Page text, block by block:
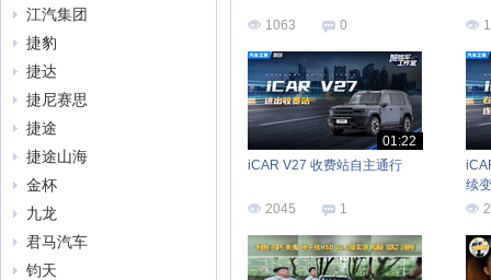
江汽集团
捷豹
捷达
捷尼赛思
捷途
捷途山海
金杯
九龙
君马汽车
钧天
1063 0
01:22
iCAR V27 收费站自主通行
2045 1
续